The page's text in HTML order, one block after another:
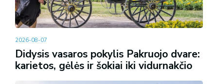
2026-08-07
Didysis vasaros pokylis Pakruojo dvare:
karietos, gėlės ir šokiai iki vidurnakčio